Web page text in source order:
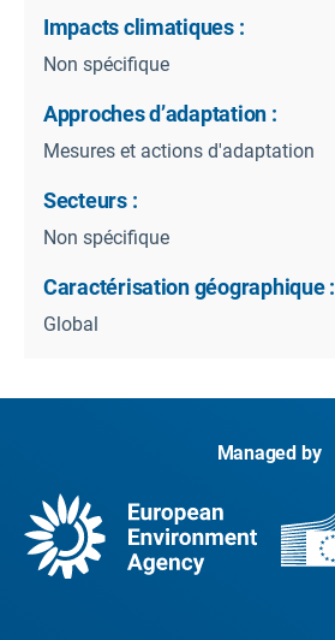
Impacts climatiques :
Non spécifique
Approches d’adaptation :
Mesures et actions d'adaptation
Secteurs :
Non spécifique
Caractérisation géographique :
Global
Managed by